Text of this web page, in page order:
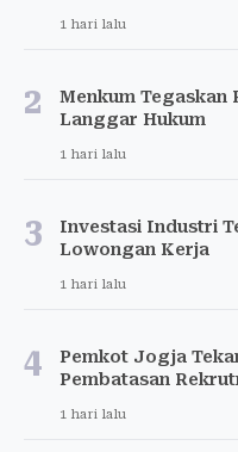
1 hari lalu
2
Menkum Tegaskan
Langgar Hukum
1 hari lalu
3
Investasi Industri
Lowongan Kerja
1 hari lalu
4
Pemkot Jogja
Pembatasan
1 hari lalu